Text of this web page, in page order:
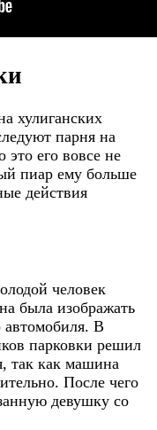
хулиганских
парня на
его вовсе не
пиар ему больше
действия
человек
была изображать
автомобиля. В
парковки решил
так как машина
После чего
девушку со